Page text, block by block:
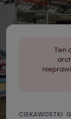
Ten
CIEKAWOSTKI